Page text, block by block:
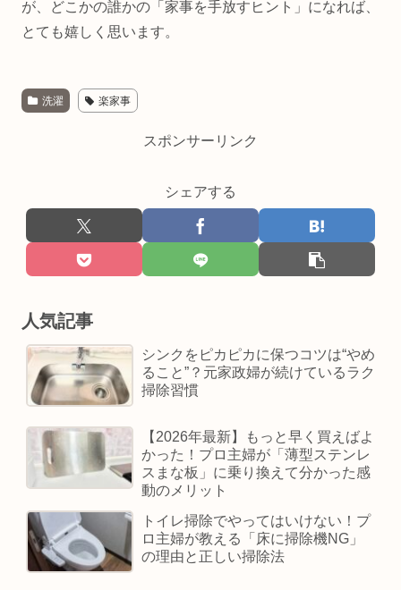
が、どこかの誰かの「家事を手放すヒント」になれば、
とても嬉しく思います。
洗濯 楽家事
スポンサーリンク
シェアする
人気記事
シンクをピカピカに保つコツは“やめ
ること”？元家政婦が続けているラク
掃除習慣
【2026年最新】もっと早く買えばよ
かった！プロ主婦が「薄型ステンレ
スまな板」に乗り換えて分かった感
動のメリット
トイレ掃除でやってはいけない！プ
ロ主婦が教える「床に掃除機NG」
の理由と正しい掃除法